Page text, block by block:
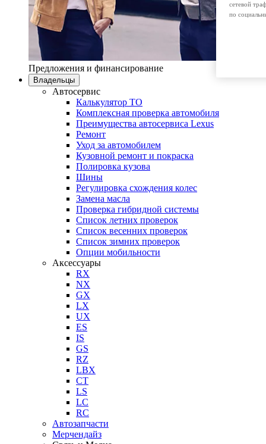
Предложения и финансирование
Владельцы
Автосервис
Калькулятор ТО
Комплексная проверка автомобиля
Преимущества автосервиса Lexus
Ремонт
Уход за автомобилем
Кузовной ремонт и покраска
Полировка кузова
Шины
Регулировка схождения колес
Замена масла
Проверка гибридной системы
Список летних проверок
Список весенних проверок
Список зимних проверок
Опции мобильности
Аксессуары
RX
NX
GX
LX
UX
ES
IS
GS
RZ
LBX
CT
LS
LC
RC
Автозапчасти
Мерчендайз
сетевой
по